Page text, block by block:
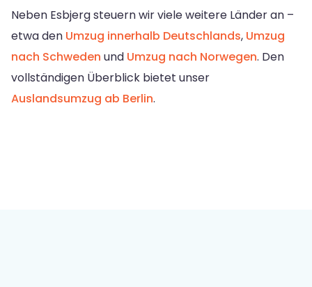
Neben Esbjerg steuern wir viele weitere Länder an –
etwa den Umzug innerhalb Deutschlands, Umzug
nach Schweden und Umzug nach Norwegen. Den
vollständigen Überblick bietet unser
Auslandsumzug ab Berlin.